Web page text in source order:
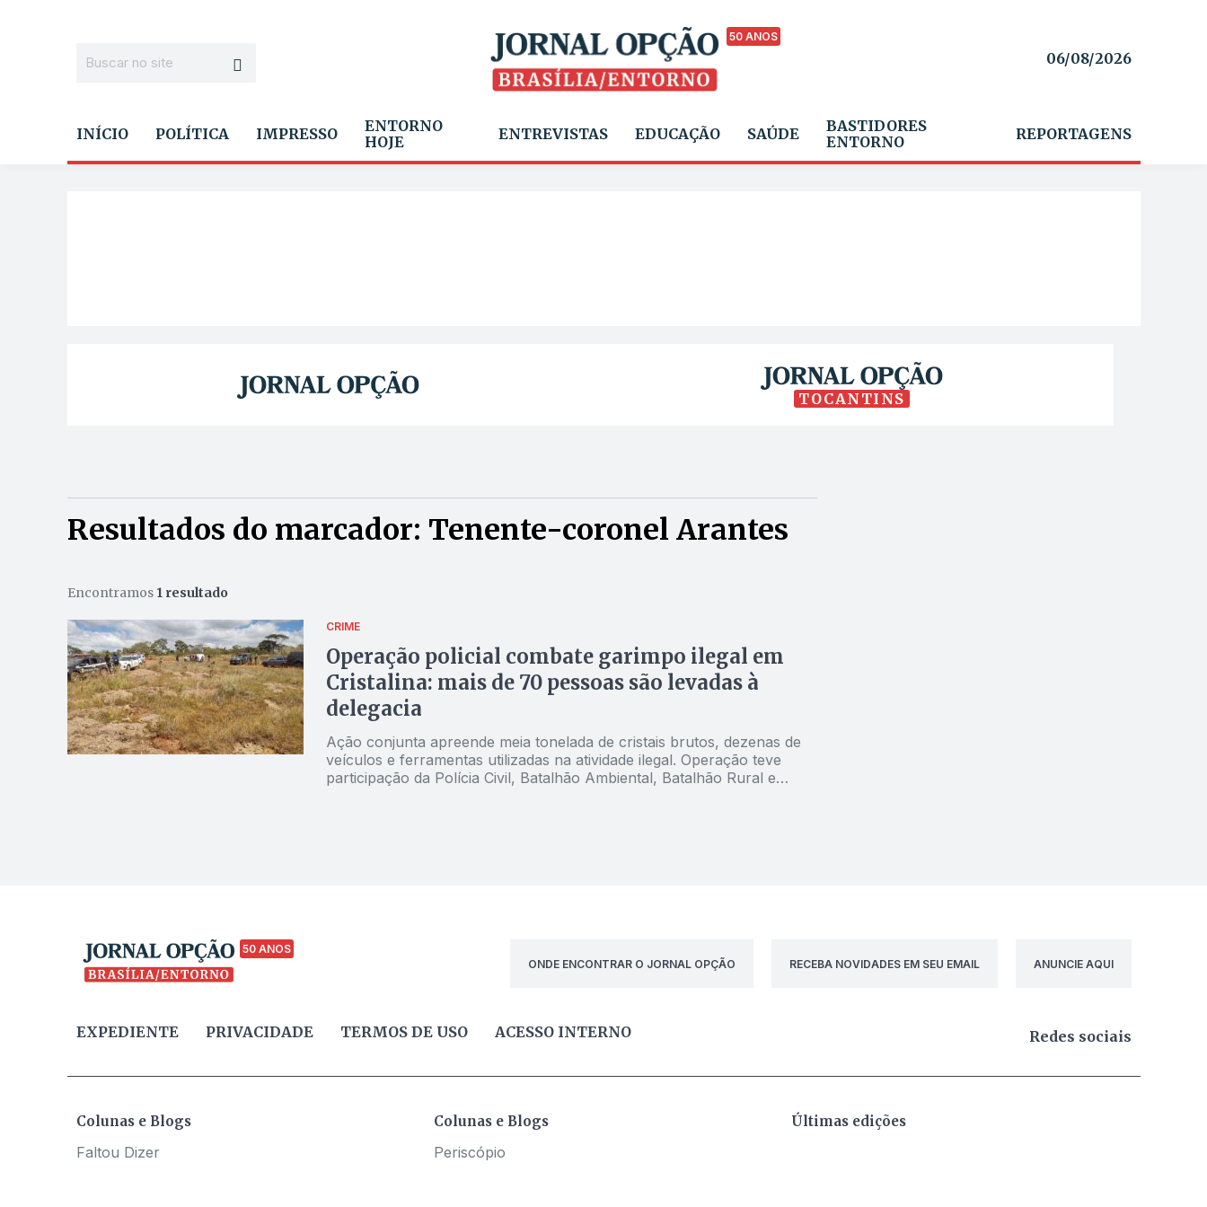
50 ANOS
06/08/2026
INÍCIO POLÍTICA IMPRESSO
ENTORNO
HOJE
ENTREVISTAS EDUCAÇÃO SAÚDE
BASTIDORES
ENTORNO
REPORTAGENS
TOCANTINS
Resultados do marcador: Tenente-coronel Arantes
Encontramos 1 resultado
CRIME
Operação policial combate garimpo ilegal em
Cristalina: mais de 70 pessoas são levadas à
delegacia
Ação conjunta apreende meia tonelada de cristais brutos, dezenas de
veículos e ferramentas utilizadas na atividade ilegal. Operação teve
participação da Polícia Civil, Batalhão Ambiental, Batalhão Rural e
50 ANOS
ONDE ENCONTRAR O JORNAL OPÇÃO
RECEBA NOVIDADES EM SEU EMAIL ANUNCIE AQUI
EXPEDIENTE PRIVACIDADE TERMOS DE USO ACESSO INTERNO Redes sociais
Colunas e Blogs
Faltou Dizer
Colunas e Blogs
Periscópio
Últimas edições